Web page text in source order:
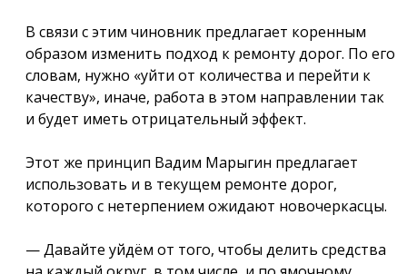
В связи с этим чиновник предлагает коренным
образом изменить подход к ремонту дорог. По его
словам, нужно «уйти от количества и перейти к
качеству», иначе, работа в этом направлении так
и будет иметь отрицательный эффект.
Этот же принцип Вадим Марыгин предлагает
использовать и в текущем ремонте дорог,
которого с нетерпением ожидают новочеркасцы.
— Давайте уйдём от того, чтобы делить средства